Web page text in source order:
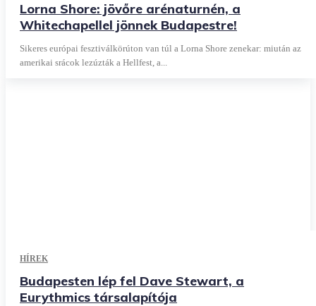
Lorna Shore: jövőre arénaturnén, a
Whitechapellel jönnek Budapestre!
Sikeres európai fesztiválkörúton van túl a Lorna Shore zenekar: miután az
amerikai srácok lezúzták a Hellfest, a...
HÍREK
Budapesten lép fel Dave Stewart, a
Eurythmics társalapítója